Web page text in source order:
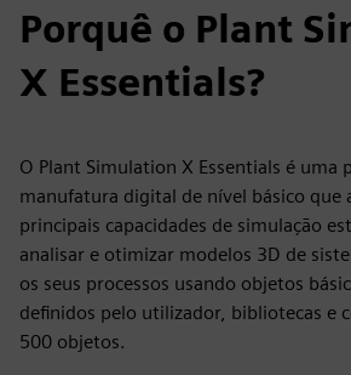
Porquê o Plant
X Essentials?
O Plant Simulation X Essentials é uma
manufatura digital de nível básico que
principais capacidades de simulação
analisar e otimizar modelos 3D de
os seus processos usando objetos
definidos pelo utilizador, bibliotecas e
500 objetos.